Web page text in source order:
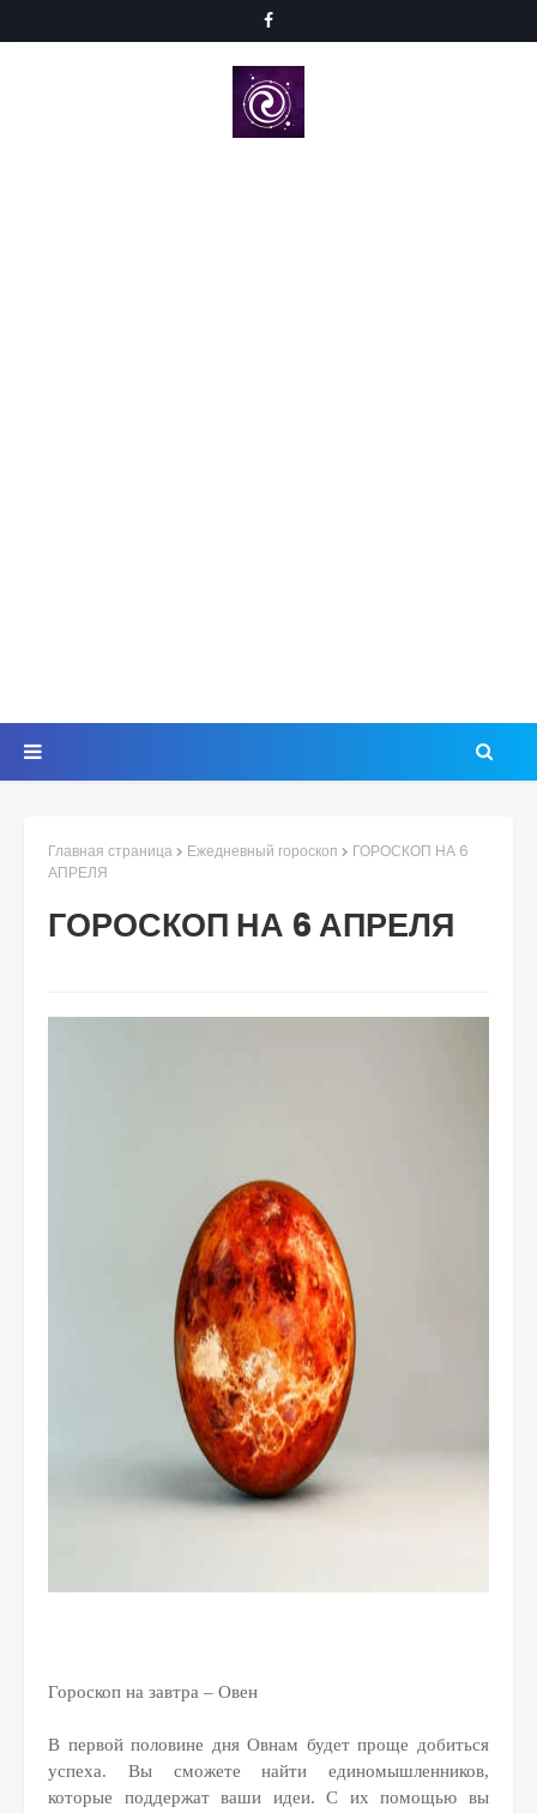
Главная страница Ежедневный гороскоп
ГОРОСКОП НА 6
АПРЕЛЯ
ГОРОСКОП НА 6 АПРЕЛЯ
Гороскоп на завтра – Овен
В первой половине дня Овнам будет проще добиться
успеха. Вы сможете найти единомышленников,
которые поддержат ваши идеи. С их помощью вы